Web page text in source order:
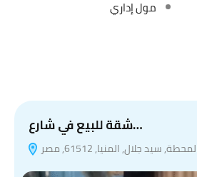
مول إداري
شقة للبيع في شارع…
سيد جلال, المنيا, 61512, مصر